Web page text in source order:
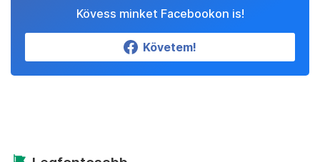
Kövess minket Facebookon is!
Követem!